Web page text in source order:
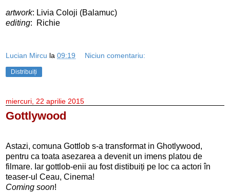
artwork: Livia Coloji (Balamuc)
editing: Richie
Lucian Mircu la 09:19 Niciun comentariu:
Distribuiți
miercuri, 22 aprilie 2015
Gottlywood
Astazi, comuna Gottlob s-a transformat in Ghotlywood,
pentru ca toata asezarea a devenit un imens platou de
filmare. Iar gottlob-enii au fost distibuiți pe loc ca actori în
teaser-ul Ceau, Cinema!
Coming soon!